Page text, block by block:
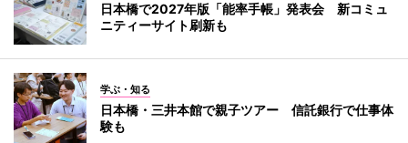
日本橋で2027年版「能率手帳」発表会 新コミュ
ニティーサイト刷新も
学ぶ・知る
日本橋・三井本館で親子ツアー 信託銀行で仕事体
験も